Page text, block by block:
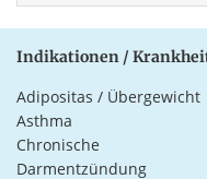
Indikationen /
Adipositas / Übergewicht
Asthma
Chronische
Darmentzündung